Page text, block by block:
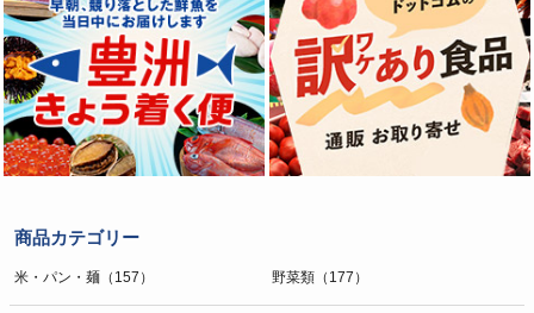
商品カテゴリー
米・パン・麺（157） 野菜類（177）